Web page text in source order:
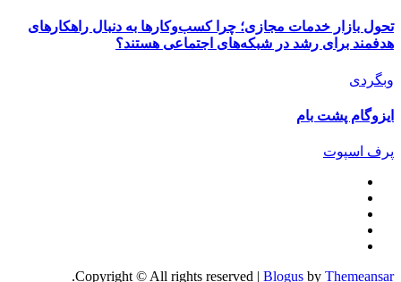
تحول بازار خدمات مجازی؛ چرا کسب‌وکارها به دنبال راهکارهای
هدفمند برای رشد در شبکه‌های اجتماعی هستند؟
وبگردی
ایزوگام پشت بام
پرف اسپوت
Copyright © All rights reserved | Blogus by Themeansar
.